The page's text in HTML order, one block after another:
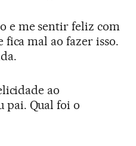
e me sentir feliz com
fica mal ao fazer isso.
ao
pai. Qual foi o